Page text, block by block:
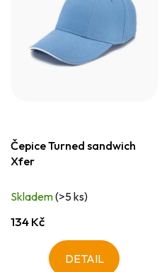
Čepice Turned sandwich
Xfer
Skladem(>5 ks)
134 Kč
DETAIL